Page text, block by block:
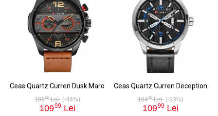
Ceas Quartz Curren Dusk Maro
19500Lei (-44%)
10999 Lei
Ceas Quartz Curren Deception
16400Lei (-33%)
10999 Lei